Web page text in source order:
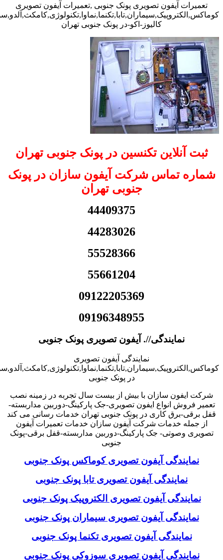
تعمیرات آیفون تصویری پونک جنوبی ,تعمیرات آیفون تصویری
کالیوز-اکو-در پونک جنوبی تهران
ثبت آنلاین تکنسین در پونک جنوبی تهران
شماره تماس شرکت آیفون سازان در پونک
جنوبی تهران
44409375
44283026
55528366
55661204
09122205369
09196348955
نمایندگی//. آیفون تصویری پونک جنوبی
نمایندگی آیفون تصویری
در پونک جنوبی
شرکت ایفون سازان با بیش از بیست سال تجربه در زمینه نصب
تعمیر فروش انواع ایفون تصویری-جک پارکینگ-دوربین مداربسته-
قفل برقی-برق کاری در پونک جنوبی تهران خدمات رسانی می کند
از جمله خدمات شرکت آیفون سازان خدمات تعمیرات آیفون
تصویری وصوتی- جک پارکینگ-دوربین مداربسته-قفل برقی-پونک
جنوبی
نمایندگی آیفون تصویری کوماکس پونک جنوبی
نمایندگی آیفون تصویری تابا پونک جنوبی
نمایندگی آیفون تصویری الکتروپیک پونک جنوبی
نمایندگی آیفون تصویری سیماران پونک جنوبی
نمایندگی آیفون تصویری تکنما پونک جنوبی
نمایندگی آیفون تصویری سوزوکی پونک جنوبی